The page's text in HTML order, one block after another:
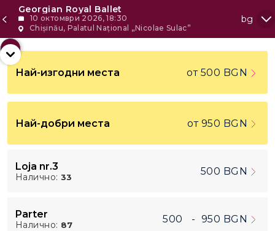
Georgian Royal Ballet
10 октомври 2026, 18:30
Chișinău, Palatul Național „Nicolae Sulac”
bg
-
+
Най-изгодни места от 500 BGN
Най-добри места от 950 BGN
Loja nr.3
Налично: 33 500 BGN
Parter
Налично: 87 500 - 950 BGN